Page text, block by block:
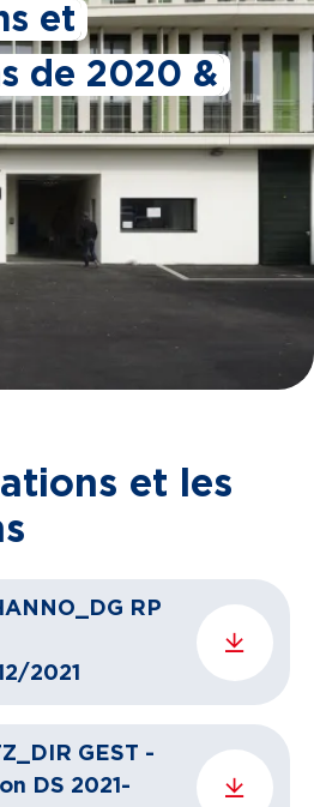
et
de 2020 &
et les
RP
2021
GEST -
DS 2021-